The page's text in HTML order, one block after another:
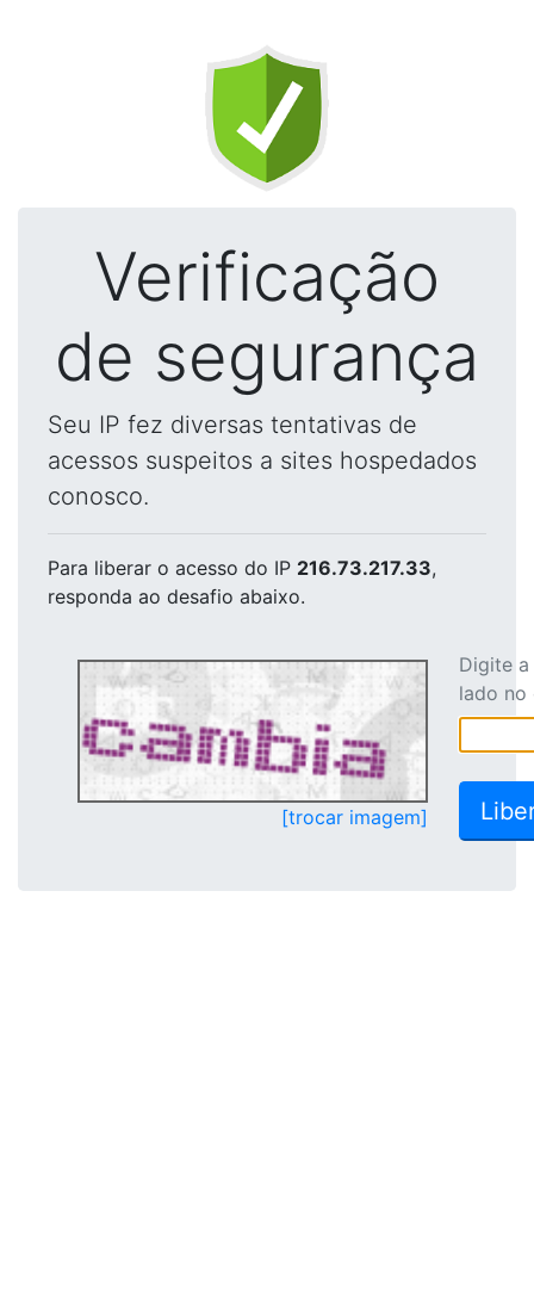
Verificação
de segurança
Seu IP fez diversas tentativas de
acessos suspeitos a sites hospedados
conosco.
Para liberar o acesso do IP 216.73.217.33,
responda ao desafio abaixo.
[trocar imagem]
Digite
lado no